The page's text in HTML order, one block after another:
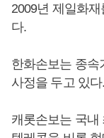
2009년 제일화
다.
한화손보는 종속
사정을 두고 있다.
캐롯손보는 국내